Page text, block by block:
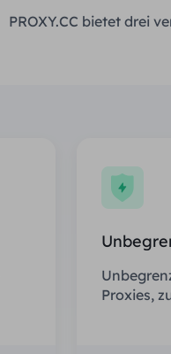
PROXY.CC bietet drei
Proxies,